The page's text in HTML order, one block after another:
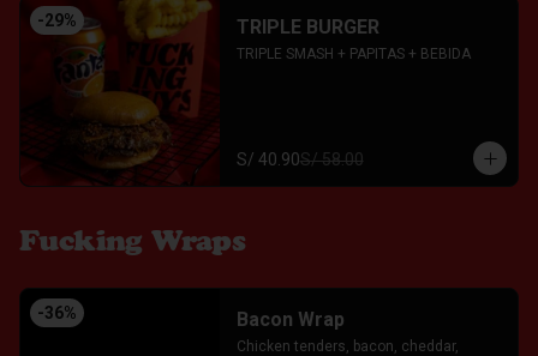
-29% TRIPLE BURGER
TRIPLE SMASH + PAPITAS + BEBIDA
S/ 40.90S/ 58.00
Fucking Wraps
-36% Bacon Wrap
Chicken tenders, bacon, cheddar,